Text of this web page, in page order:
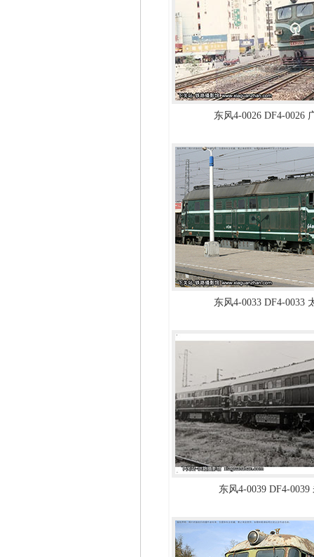
东风4-0026 DF4-0026
东风4-0033 DF4-0033
东风4-0039 DF4-0039